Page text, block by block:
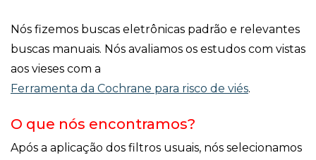
Nós fizemos buscas eletrônicas padrão e relevantes
buscas manuais. Nós avaliamos os estudos com vistas
aos vieses com a
Ferramenta da Cochrane para risco de viés.
O que nós encontramos?
Após a aplicação dos filtros usuais, nós selecionamos